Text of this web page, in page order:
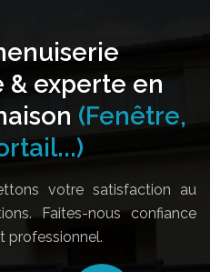
experte en
(Fenêtre,
votre satisfaction au
Faites-nous confiance
professionnel.